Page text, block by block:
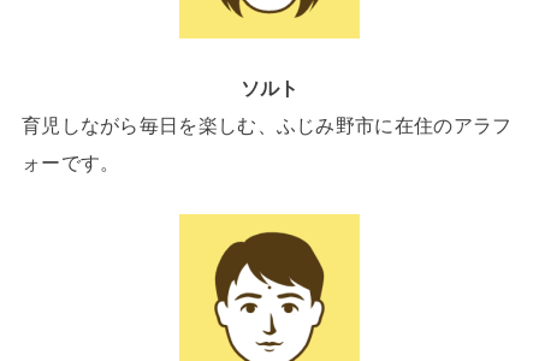
ソルト
育児しながら毎日を楽しむ、ふじみ野市に在住のアラフ
ォーです。